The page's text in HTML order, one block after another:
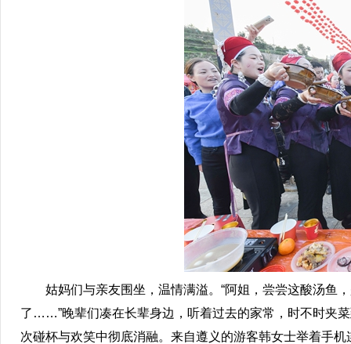
姑妈们与亲友围坐，温情满溢。“阿姐，尝尝这酸汤鱼，
了……”晚辈们凑在长辈身边，听着过去的家常，时不时夹
次碰杯与欢笑中彻底消融。来自遵义的游客韩女士举着手